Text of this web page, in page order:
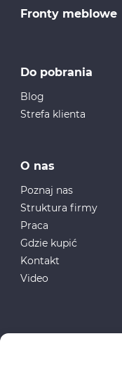
Fronty meblowe
Do pobrania
Blog
Strefa klienta
O nas
Poznaj nas
Struktura firmy
Praca
Gdzie kupić
Kontakt
Video